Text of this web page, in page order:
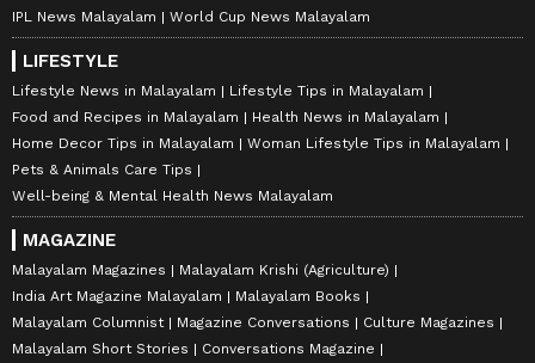
IPL News Malayalam
World Cup News Malayalam
LIFESTYLE
Lifestyle News in Malayalam
Lifestyle Tips in Malayalam
Food and Recipes in Malayalam
Health News in Malayalam
Home Decor Tips in Malayalam
Woman Lifestyle Tips in Malayalam
Pets & Animals Care Tips
Well-being & Mental Health News Malayalam
MAGAZINE
Malayalam Magazines
Malayalam Krishi (Agriculture)
India Art Magazine Malayalam
Malayalam Books
Malayalam Columnist
Magazine Conversations
Culture Magazines
Malayalam Short Stories
Conversations Magazine